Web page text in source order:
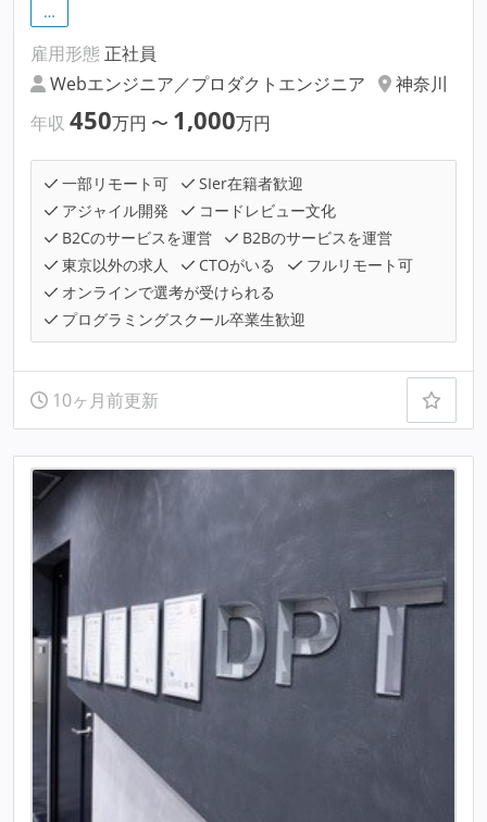
…
雇用形態 正社員
Webエンジニア／プロダクトエンジニア
神奈川
年収 450万円 〜 1,000万円
一部リモート可
SIer在籍者歓迎
アジャイル開発
コードレビュー文化
B2Cのサービスを運営
B2Bのサービスを運営
東京以外の求人
CTOがいる
フルリモート可
オンラインで選考が受けられる
プログラミングスクール卒業生歓迎
10ヶ月前更新